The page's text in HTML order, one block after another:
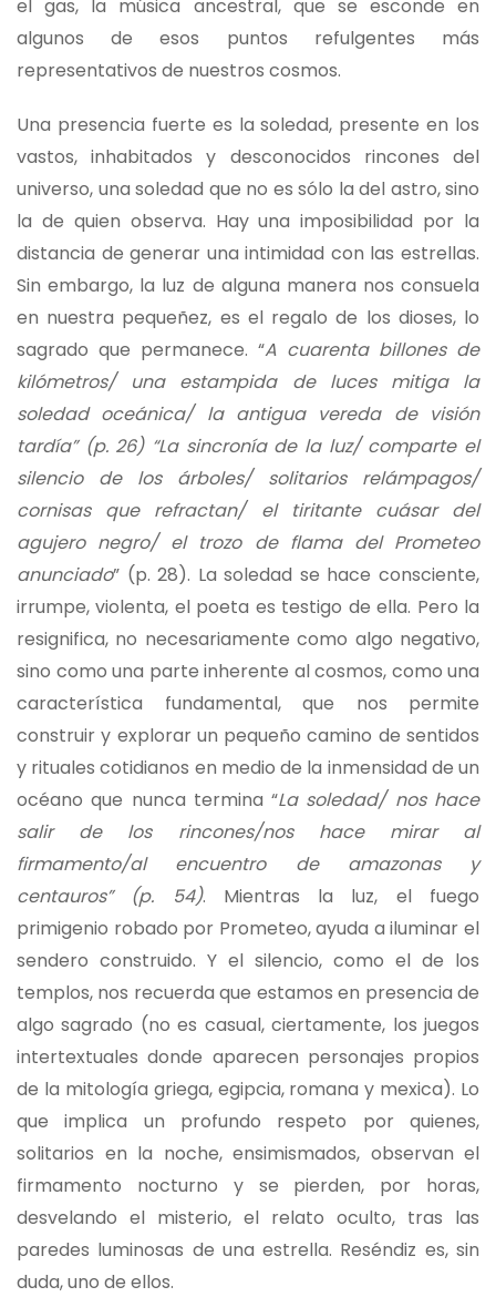
el gas, la música ancestral, que se esconde en
algunos de esos puntos refulgentes más
representativos de nuestros cosmos.
Una presencia fuerte es la soledad, presente en los
vastos, inhabitados y desconocidos rincones del
universo, una soledad que no es sólo la del astro, sino
la de quien observa. Hay una imposibilidad por la
distancia de generar una intimidad con las estrellas.
Sin embargo, la luz de alguna manera nos consuela
en nuestra pequeñez, es el regalo de los dioses, lo
sagrado que permanece. “A cuarenta billones de
kilómetros/ una estampida de luces mitiga la
soledad oceánica/ la antigua vereda de visión
tardía” (p. 26) “La sincronía de la luz/ comparte el
silencio de los árboles/ solitarios relámpagos/
cornisas que refractan/ el tiritante cuásar del
agujero negro/ el trozo de flama del Prometeo
anunciado” (p. 28). La soledad se hace consciente,
irrumpe, violenta, el poeta es testigo de ella. Pero la
resignifica, no necesariamente como algo negativo,
sino como una parte inherente al cosmos, como una
característica fundamental, que nos permite
construir y explorar un pequeño camino de sentidos
y rituales cotidianos en medio de la inmensidad de un
océano que nunca termina “La soledad/ nos hace
salir de los rincones/nos hace mirar al
firmamento/al encuentro de amazonas y
centauros” (p. 54). Mientras la luz, el fuego
primigenio robado por Prometeo, ayuda a iluminar el
sendero construido. Y el silencio, como el de los
templos, nos recuerda que estamos en presencia de
algo sagrado (no es casual, ciertamente, los juegos
intertextuales donde aparecen personajes propios
de la mitología griega, egipcia, romana y mexica). Lo
que implica un profundo respeto por quienes,
solitarios en la noche, ensimismados, observan el
firmamento nocturno y se pierden, por horas,
desvelando el misterio, el relato oculto, tras las
paredes luminosas de una estrella. Reséndiz es, sin
duda, uno de ellos.